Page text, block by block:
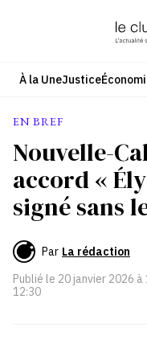
À la UneJustice
EN BREF
Nouvelle-
accord «
signé sans
Par La rédaction
Publié le 20 janvier 2026 à
12:30